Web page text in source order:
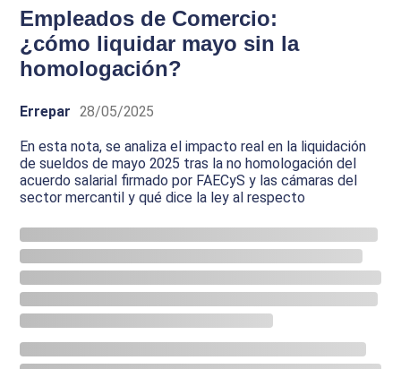
Empleados de Comercio:
¿cómo liquidar mayo sin la
homologación?
Errepar 28/05/2025
En esta nota, se analiza el impacto real en la liquidación
de sueldos de mayo 2025 tras la no homologación del
acuerdo salarial firmado por FAECyS y las cámaras del
sector mercantil y qué dice la ley al respecto